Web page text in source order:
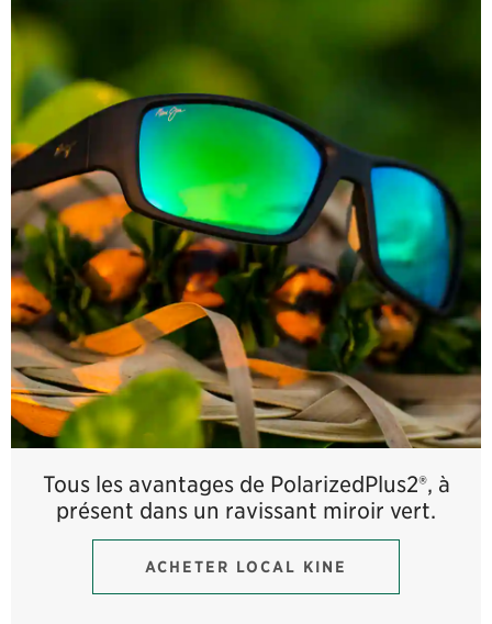
Tous les avantages de PolarizedPlus2®, à
présent dans un ravissant miroir vert.
ACHETER LOCAL KINE